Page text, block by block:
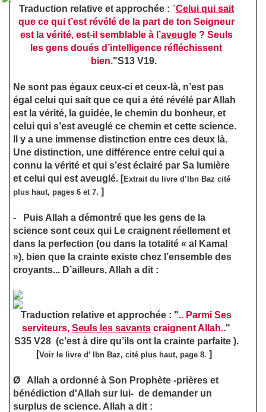
Trad uction relative et approchée : "Celui qui sait
que ce qui t’est révélé de la part de ton Seigneur
est la vérité, est-il semblable à l ’aveugle? Seuls
les gens doués d’intelligence réfléchissent
bien."S13 V19.
Ne sont pas égaux ceux-ci et ceux-là, n’est pas
égal celui qui sait que ce qui a été révélé par Allah
est la vérité, la guidée, le chemin du bonheur, et
celui qui s’est aveuglé ce chemin et cette science.
Il y a une immense distinction entre ces deux là.
Une distinction, une différence entre celui qui a
connu la vérité et qui s’est éclairé par Sa lumière
et celui qui est aveuglé. [Extrait du livre d’Ibn Baz cité
plus haut, pages 6 et 7. ]
-
Puis Allah a démontré que les gens de la
science sont ceux qui Le craignent réellement et
dans la perfection (ou dans la totalité « al Kamal
»), bien que la crainte existe chez l’ensemble des
croyants... D’ailleurs, Allah a dit :
Traduction relative et approchée : ".. Parmi Ses
serviteurs,Seuls les savants craignent Allah.."
S35 V28 (c’est à dire qu’ils ont la crainte parfaite ).
[Voir le livre d’ Ibn Baz, cité plus haut, page 8. ]
Ø
Allah a ordonné à Son Prophète -prières et
bénédiction d'Allah sur lui- de demander un
surplus de science. Allah a dit :